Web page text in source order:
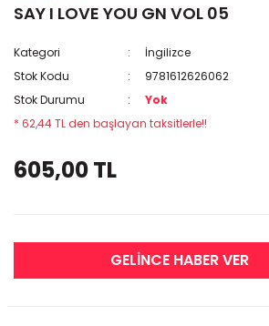
SAY I LOVE YOU GN VOL 05
Kategori
İngilizce
Stok Kodu
9781612626062
Stok Durumu
Yok
* 62,44 TL den başlayan taksitlerle!!
605,00 TL
GELİNCE HABER VER